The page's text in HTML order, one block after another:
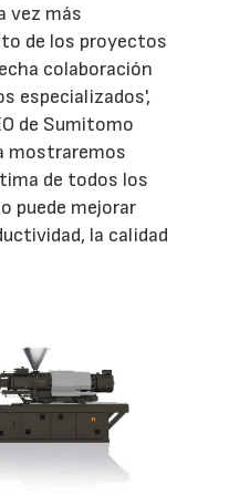
vez más
de los proyectos
colaboración
especializados',
de Sumitomo
mostraremos
de todos los
puede mejorar
la calidad